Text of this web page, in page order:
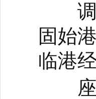
调研
固始
临港
座谈